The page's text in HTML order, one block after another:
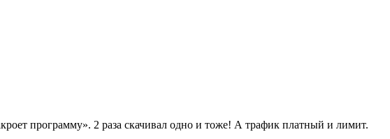
программу». 2 раза скачивал одно и тоже! А трафик платный и лимит.